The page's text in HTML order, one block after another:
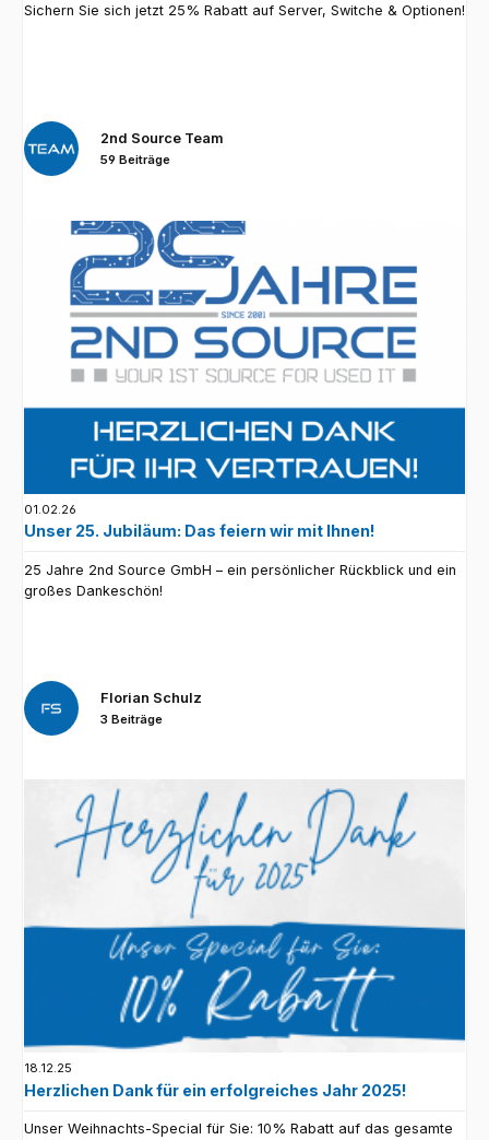
Sichern Sie sich jetzt 25% Rabatt auf Server, Switche & Optionen!
2nd Source Team
59 Beiträge
01.02.26
Unser 25. Jubiläum: Das feiern wir mit Ihnen!
25 Jahre 2nd Source GmbH – ein persönlicher Rückblick und ein
großes Dankeschön!
Florian Schulz
3 Beiträge
18.12.25
Herzlichen Dank für ein erfolgreiches Jahr 2025!
Unser Weihnachts-Special für Sie: 10% Rabatt auf das gesamte